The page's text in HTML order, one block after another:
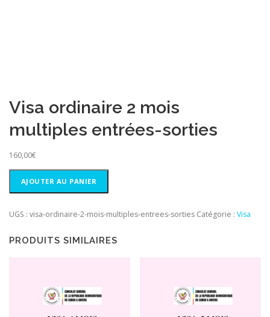
Visa ordinaire 2 mois
multiples entrées-sorties
160,00€
ordinaire
mois
multiples
AJOUTER AU PANIER
UGS : visa-ordinaire-2-mois-multiples-entrees-sorties Catégorie : Visa
PRODUITS SIMILAIRES